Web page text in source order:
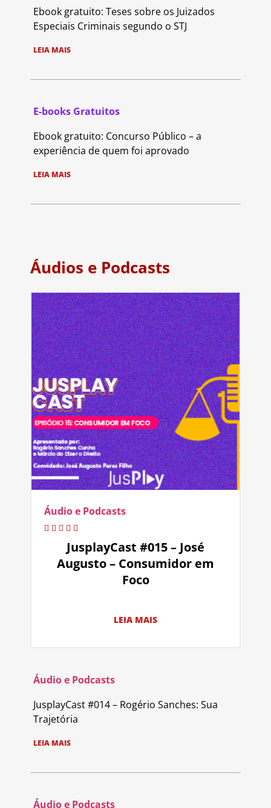
Ebook gratuito: Teses sobre os Juizados
Especiais Criminais segundo o STJ
LEIA MAIS
E-books Gratuitos
Ebook gratuito: Concurso Público – a
experiência de quem foi aprovado
LEIA MAIS
Áudios e Podcasts
Áudio e Podcasts
JusplayCast #015 – José
Augusto – Consumidor em
Foco
LEIA MAIS
Áudio e Podcasts
JusplayCast #014 – Rogério Sanches: Sua
Trajetória
LEIA MAIS
Áudio e Podcasts